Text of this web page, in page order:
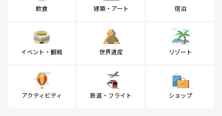
飲食 建築・アート 宿泊
イベント・観戦 世界遺産 リゾート
アクティビティ 鉄道・フライト ショップ